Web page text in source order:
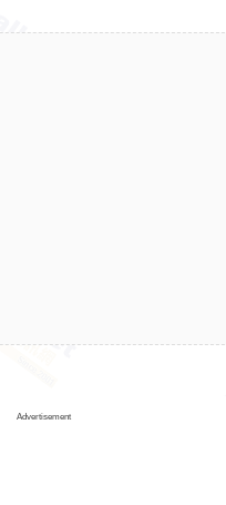
Advertisement